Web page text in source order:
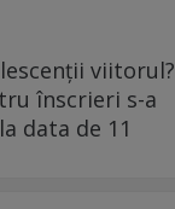
viitorul?
înscrieri s-a
data de 11